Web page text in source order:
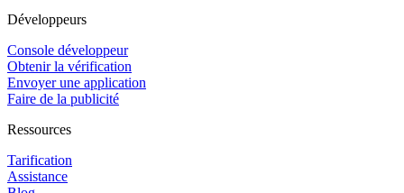
Développeurs
Console développeur
Obtenir la vérification
Envoyer une application
Faire de la publicité
Ressources
Tarification
Assistance